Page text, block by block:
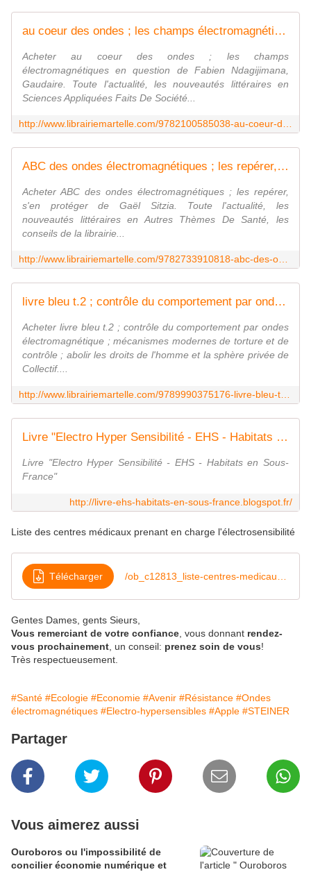
au coeur des ondes ; les champs électromagnétiques en question - Fabien Ndagijimana, Gaudaire
Acheter au coeur des ondes ; les champs
électromagnétiques en question de Fabien Ndagijimana,
Gaudaire. Toute l'actualité, les nouveautés littéraires en
Sciences Appliquées Faits De Société...
ABC des ondes électromagnétiques ; les repérer, s'en protéger - Gaël Sitzia
Acheter ABC des ondes électromagnétiques ; les repérer,
s'en protéger de Gaël Sitzia. Toute l'actualité, les
nouveautés littéraires en Autres Thèmes De Santé, les
conseils de la librairie...
livre bleu t.2 ; contrôle du comportement par ondes électromagnétique ; mécanismes modernes de torture et de contrôle ; abolir les droits de l'homme et la sphère privée - Collectif
Acheter livre bleu t.2 ; contrôle du comportement par ondes
électromagnétique ; mécanismes modernes de torture et de
contrôle ; abolir les droits de l'homme et la sphère privée de
Collectif....
Livre "Electro Hyper Sensibilité - EHS - Habitats en Sous-France"
Livre "Electro Hyper Sensibilité - EHS - Habitats en Sous-
France"
http://livre-ehs-habitats-en-sous-france.blogspot.fr/
Liste des centres médicaux prenant en charge l'électrosensibilité
Télécharger
Gentes Dames, gents Sieurs,
Vous remerciant de votre confiance , vous donnant rendez-
vous prochainement , un conseil: prenez soin de vous!
Très respectueusement.
#Santé #Ecologie #Economie #Avenir #Résistance #Ondes
électromagnétiques #Electro-hypersensibles #Apple #STEINER
Partager
Vous aimerez aussi
Ouroboros ou l'impossibilité de
concilier économie numérique et